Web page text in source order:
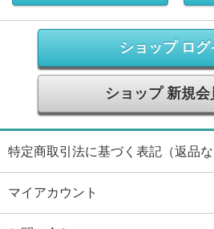
ショップ ログ
ショップ 新規
特定商取引法に基づく表記（返品な
マイアカウント